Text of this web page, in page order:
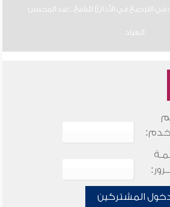
الترجيع في الأذان) للشيخ : عبد المحسن
العباد
المشتركين